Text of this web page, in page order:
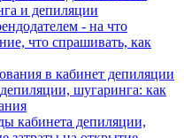
и депиляции
- на что
что спрашивать, как
в кабинет депиляции
шугаринга: как
кабинета депиляции,